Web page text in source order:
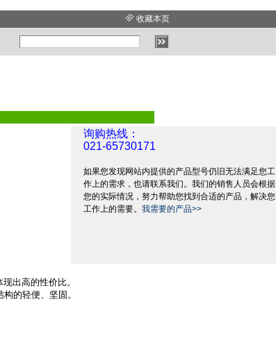
收藏本页
询购热线：
021-65730171
如果您发现网站内提供的产品型号仍旧无法满足您工
作上的需求，也请联系我们。我们的销售人员会根据
您的实际情况，努力帮助您找到合适的产品，解决您
工作上的需要。 我需要的产品>>
出高的性价比。
的轻便、坚固。